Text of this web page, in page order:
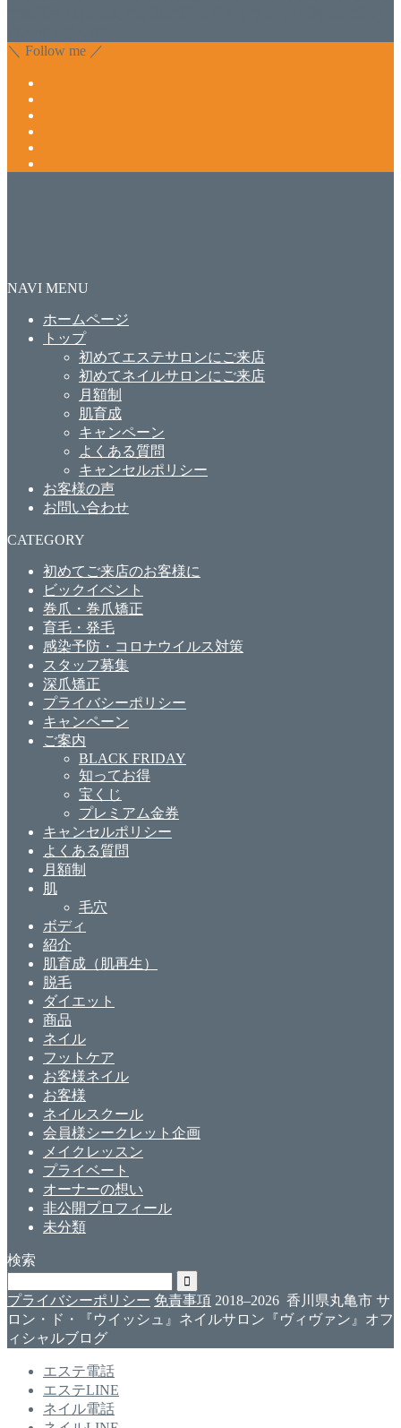
＼ Follow me ／
NAVI MENU
ホームページ
トップ
初めてエステサロンにご来店
初めてネイルサロンにご来店
月額制
肌育成
キャンペーン
よくある質問
キャンセルポリシー
お客様の声
お問い合わせ
CATEGORY
初めてご来店のお客様に
ビックイベント
巻爪・巻爪矯正
育毛・発毛
感染予防・コロナウイルス対策
スタッフ募集
深爪矯正
プライバシーポリシー
キャンペーン
ご案内
BLACK FRIDAY
知ってお得
宝くじ
プレミアム金券
キャンセルポリシー
よくある質問
月額制
肌
毛穴
ボディ
紹介
肌育成（肌再生）
脱毛
ダイエット
商品
ネイル
フットケア
お客様ネイル
お客様
ネイルスクール
会員様シークレット企画
メイクレッスン
プライベート
オーナーの想い
非公開プロフィール
未分類
検索
プライバシーポリシー 免責事項 2018–2026 香川県丸亀市 サ
ロン・ド・『ウイッシュ』ネイルサロン『ヴィヴァン』オフ
ィシャルブログ
エステ電話
エステLINE
ネイル電話